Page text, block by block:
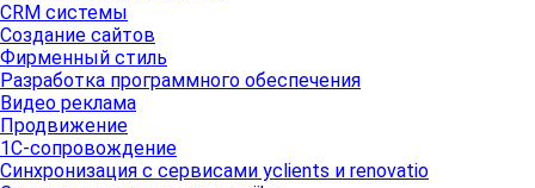
CRM системы
Создание сайтов
Фирменный стиль
Разработка программного обеспечения
Видео реклама
Продвижение
1С-сопровождение
Синхронизация с сервисами yclients и renovatio